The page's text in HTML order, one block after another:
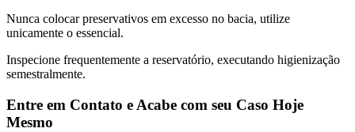
Nunca colocar preservativos em excesso no bacia, utilize
unicamente o essencial.
Inspecione frequentemente a reservatório, executando higienização
semestralmente.
Entre em Contato e Acabe com seu Caso Hoje
Mesmo